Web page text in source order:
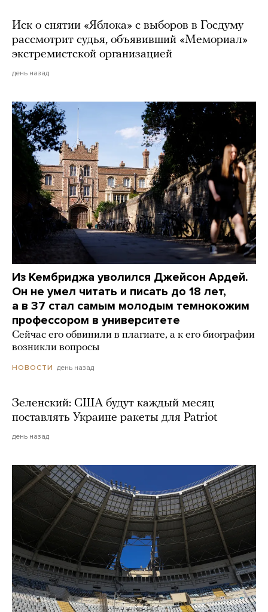
Иск о снятии «Яблока» с выборов в Госдуму
рассмотрит судья, объявивший «Мемориал»
экстремистской организацией
день назад
Из Кембриджа уволился Джейсон Ардей.
Он не умел читать и писать до 18 лет,
а в 37 стал самым молодым темнокожим
профессором в университете
Сейчас его обвинили в плагиате, а к его биографии
возникли вопросы
НОВОСТИ день назад
Зеленский: США будут каждый месяц
поставлять Украине ракеты для Patriot
день назад